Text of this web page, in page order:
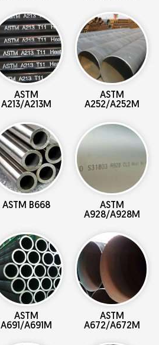
ASTM
A213/A213M
ASTM
A252/A252M
ASTM B668
ASTM
A928/A928M
ASTM
A691/A691M
ASTM
A672/A672M